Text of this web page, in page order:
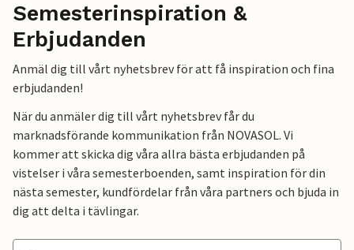
Semesterinspiration &
Erbjudanden
Anmäl dig till vårt nyhetsbrev för att få inspiration och fina
erbjudanden!
När du anmäler dig till vårt nyhetsbrev får du
marknadsförande kommunikation från NOVASOL. Vi
kommer att skicka dig våra allra bästa erbjudanden på
vistelser i våra semesterboenden, samt inspiration för din
nästa semester, kundfördelar från våra partners och bjuda in
dig att delta i tävlingar.